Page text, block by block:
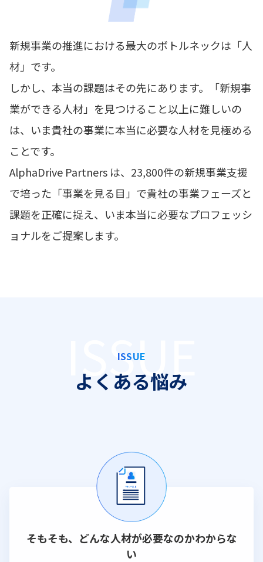
新規事業の推進における最大のボトルネックは「人
材」です。
しかし、本当の課題はその先にあります。「新規事
業ができる人材」を見つけること以上に難しいの
は、いま貴社の事業に本当に必要な人材を見極める
ことです。
AlphaDrive Partners は、23,800件の新規事業支援
で培った「事業を見る目」で貴社の事業フェーズと
課題を正確に捉え、いま本当に必要なプロフェッシ
ョナルをご提案します。
ISSUE
よくある悩み
そもそも、どんな人材が必要なのかわからな
い